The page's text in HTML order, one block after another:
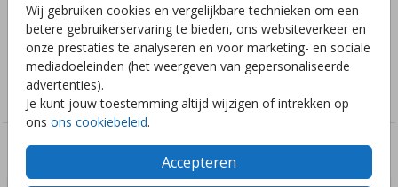
Wij gebruiken cookies en vergelijkbare technieken om een
betere gebruikerservaring te bieden, ons websiteverkeer en
onze prestaties te analyseren en voor marketing- en sociale
mediadoeleinden (het weergeven van gepersonaliseerde
advertenties).
Je kunt jouw toestemming altijd wijzigen of intrekken op
ons ons cookiebeleid.
Accepteren
Blanco sluitzegel voor eigen ontwerp
Collectie
Blanco kaart
Deze ontwerpen vind je misschien ook leuk